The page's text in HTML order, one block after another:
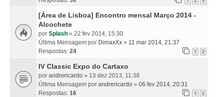
[Área de Lisboa] Encontro mensal Março 2014 -
Alcochete
por Splash » 22 fev 2014, 15:30
Última Mensagem por DimaxXx » 11 mar 2014, 21:37
Respostas: 24 1 2
IV Classic Expo do Cartaxo
por andrericardo » 13 dez 2013, 11:38
Última Mensagem por andrericardo » 06 fev 2014, 20:31
Respostas: 16 1 2